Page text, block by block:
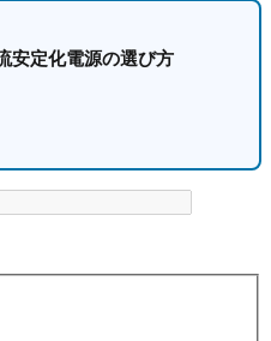
安定化電源の選び方